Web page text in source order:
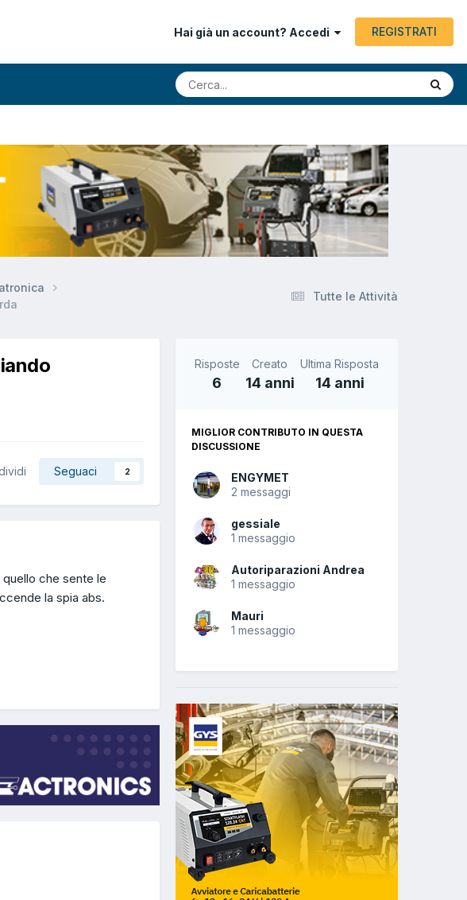
Hai già un account? Accedi REGISTRATI
Tutte le Attività
Seguaci 2
che sente le
la spia abs.
Risposte
6
Creato
14 anni
Ultima Risposta
14 anni
MIGLIOR CONTRIBUTO IN QUESTA
DISCUSSIONE
ENGYMET
2 messaggi
gessiale
1 messaggio
Autoriparazioni Andrea
1 messaggio
Mauri
1 messaggio